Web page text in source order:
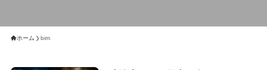
ホーム bim